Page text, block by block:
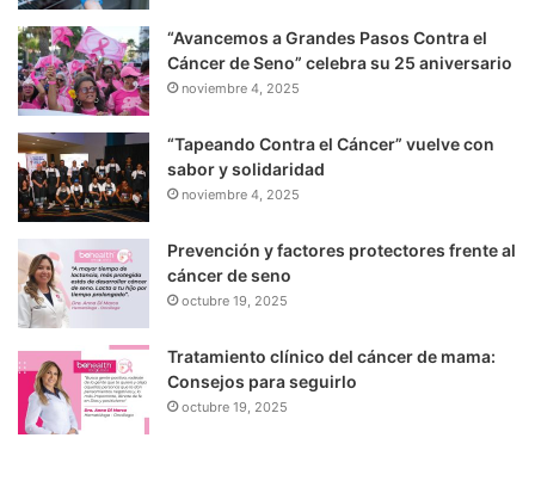
“Avancemos a Grandes Pasos Contra el
Cáncer de Seno” celebra su 25 aniversario
noviembre 4, 2025
“Tapeando Contra el Cáncer” vuelve con
sabor y solidaridad
noviembre 4, 2025
Prevención y factores protectores frente al
cáncer de seno
octubre 19, 2025
Tratamiento clínico del cáncer de mama:
Consejos para seguirlo
octubre 19, 2025